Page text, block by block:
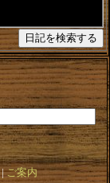
ご案内